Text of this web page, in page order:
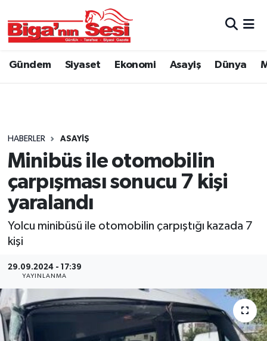
Gündem Siyaset Ekonomi Asayiş Dünya
HABERLER ASAYIŞ
Minibüs ile otomobilin
çarpışması sonucu 7 kişi
yaralandı
Yolcu minibüsü ile otomobilin çarpıştığı kazada 7
kişi
29.09.2024 - 17:39
YAYINLANMA
Asayiş
Belediye
Dünya
Eğitim
Ekonomi
Gündem
Çanakkale Hava Durumu
Tüm Manşetler
Son Dakika Haberleri
Haber Arşivi